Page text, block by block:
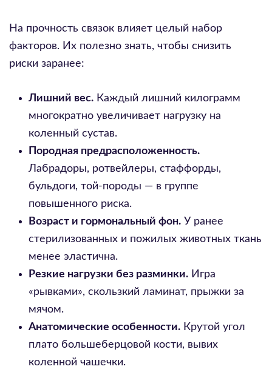
На прочность связок влияет целый набор
факторов. Их полезно знать, чтобы снизить
риски заранее:
Лишний вес. Каждый лишний килограмм
многократно увеличивает нагрузку на
коленный сустав.
Породная предрасположенность.
Лабрадоры, ротвейлеры, стаффорды,
бульдоги, той-породы — в группе
повышенного риска.
Возраст и гормональный фон. У ранее
стерилизованных и пожилых животных ткань
менее эластична.
Резкие нагрузки без разминки. Игра
«рывками», скользкий ламинат, прыжки за
мячом.
Анатомические особенности. Крутой угол
плато большеберцовой кости, вывих
коленной чашечки.